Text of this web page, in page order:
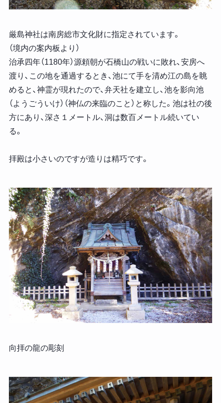
厳島神社は南房総市文化財に指定されています。
（境内の案内板より）
治承四年（1180年）源頼朝が石橋山の戦いに敗れ、安房へ
渡り、この地を通過するとき、池にて手を清め江の島を眺
めると、神霊が現れたので、弁天社を建立し、池を影向池
（ようごういけ）（神仏の来臨のこと）と称した。池は社の後
方にあり、深さ１メートル、洞は数百メートル続いてい
る。
拝殿は小さいのですが造りは精巧です。
向拝の龍の彫刻